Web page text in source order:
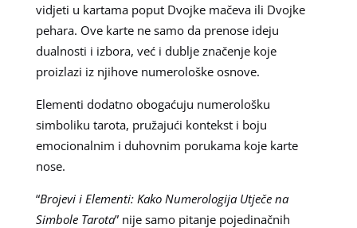
vidjeti u kartama poput Dvojke mačeva ili Dvojke
pehara. Ove karte ne samo da prenose ideju
dualnosti i izbora, već i dublje značenje koje
proizlazi iz njihove numerološke osnove.
Elementi dodatno obogaćuju numerološku
simboliku tarota, pružajući kontekst i boju
emocionalnim i duhovnim porukama koje karte
nose.
“Brojevi i Elementi: Kako Numerologija Utječe na
Simbole Tarota” nije samo pitanje pojedinačnih